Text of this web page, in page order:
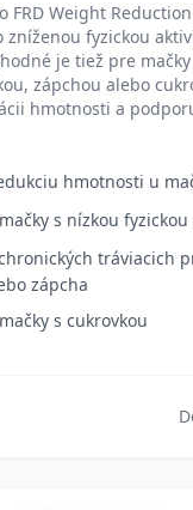
FRD Weight
zníženou fyzickou
je tiež pre
zápchou alebo
hmotnosti a
hmotnosti u
s nízkou
tráviacich
zápcha
s cukrovkou